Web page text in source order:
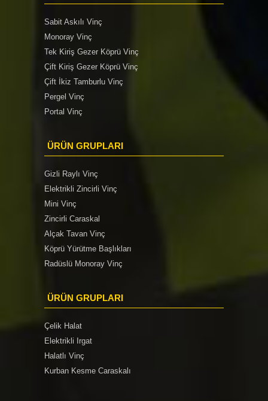
Sabit Askılı Vinç
Monoray Vinç
Tek Kiriş Gezer Köprü Vinç
Çift Kiriş Gezer Köprü Vinç
Çift İkiz Tamburlu Vinç
Pergel Vinç
Portal Vinç
ÜRÜN GRUPLARI
Gizli Raylı Vinç
Elektrikli Zincirli Vinç
Mini Vinç
Zincirli Caraskal
Alçak Tavan Vinç
Köprü Yürütme Başlıkları
Radüslü Monoray Vinç
ÜRÜN GRUPLARI
Çelik Halat
Elektrikli Irgat
Halatlı Vinç
Kurban Kesme Caraskalı